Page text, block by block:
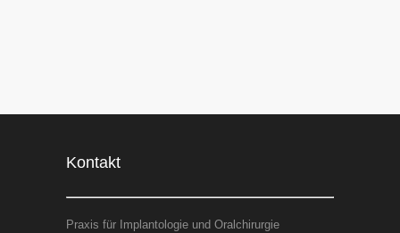
Kontakt
Praxis für Implantologie und Oralchirurgie